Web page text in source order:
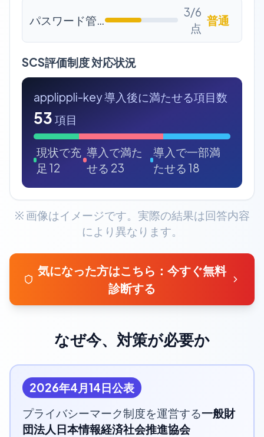
パスワード管理
3/6
点
普通
SCS評価制度 対応状況
applippli-key 導入後に満たせる項目数
53 項目
現状で充
足 12
導入で満た
せる 23
導入で一部満
たせる 18
※ 画像はイメージです。実際の結果は回答内容
により異なります。
気になった方はこちら：今すぐ無料
診断する
なぜ今、対策が必要か
2026年4月14日公表
プライバシーマーク制度を運営する一般財
団法人日本情報経済社会推進協会